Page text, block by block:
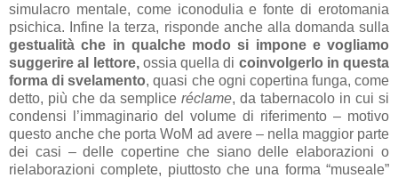
simulacro mentale, come iconodulia e fonte di erotomania
psichica. Infine la terza, risponde anche alla domanda sulla
gestualità che in qualche modo si impone e vogliamo
suggerire al lettore, ossia quella di coinvolgerlo in questa
forma di svelamento, quasi che ogni copertina funga, come
detto, più che da semplice réclame, da tabernacolo in cui si
condensi l’immaginario del volume di riferimento – motivo
questo anche che porta WoM ad avere – nella maggior parte
dei casi – delle copertine che siano delle elaborazioni o
rielaborazioni complete, piuttosto che una forma “museale”